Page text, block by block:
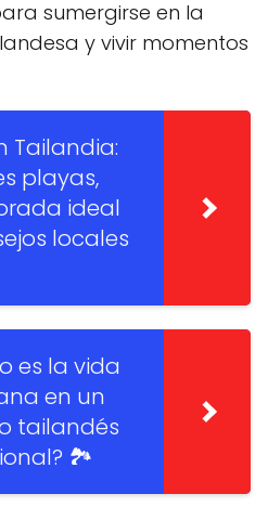
sumergirse en la
y vivir momentos
Tailandia:
playas,
ideal
locales
es la vida
en un
tailandés
🏞️